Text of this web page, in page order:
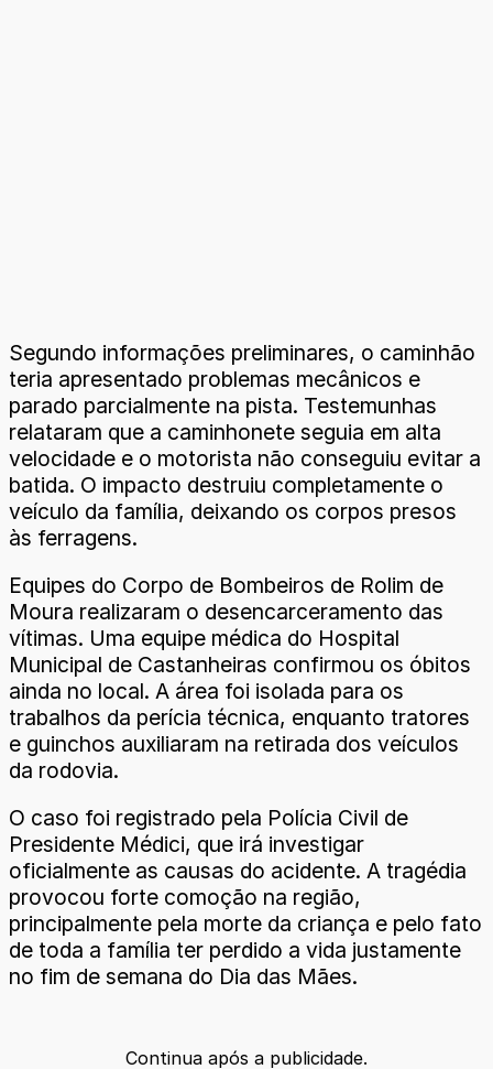
Segundo informações preliminares, o caminhão
teria apresentado problemas mecânicos e
parado parcialmente na pista. Testemunhas
relataram que a caminhonete seguia em alta
velocidade e o motorista não conseguiu evitar a
batida. O impacto destruiu completamente o
veículo da família, deixando os corpos presos
às ferragens.
Equipes do Corpo de Bombeiros de Rolim de
Moura realizaram o desencarceramento das
vítimas. Uma equipe médica do Hospital
Municipal de Castanheiras confirmou os óbitos
ainda no local. A área foi isolada para os
trabalhos da perícia técnica, enquanto tratores
e guinchos auxiliaram na retirada dos veículos
da rodovia.
O caso foi registrado pela Polícia Civil de
Presidente Médici, que irá investigar
oficialmente as causas do acidente. A tragédia
provocou forte comoção na região,
principalmente pela morte da criança e pelo fato
de toda a família ter perdido a vida justamente
no fim de semana do Dia das Mães.
Continua após a publicidade.